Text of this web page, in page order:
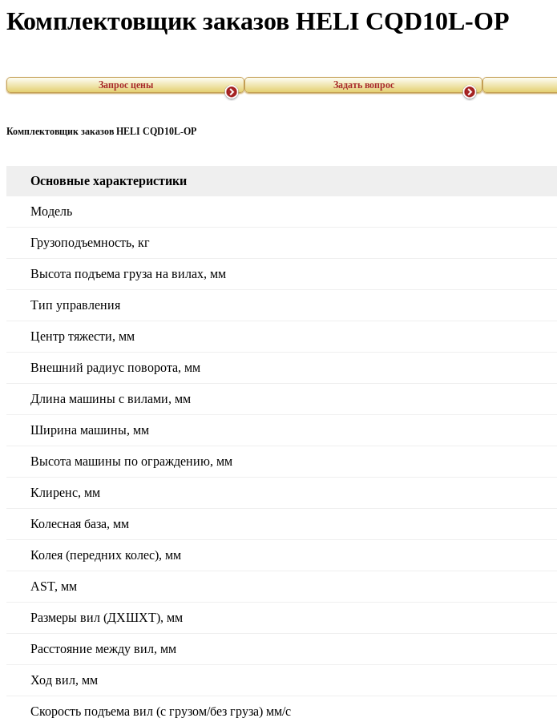
Комплектовщик заказов HELI CQD10L-OP
Запрос цены Задать вопрос
Комплектовщик заказов HELI CQD10L-OP
Основные характеристики
Модель
Грузоподъемность, кг
Высота подъема груза на вилах, мм
Тип управления
Центр тяжести, мм
Внешний радиус поворота, мм
Длина машины с вилами, мм
Ширина машины, мм
Высота машины по ограждению, мм
Клиренс, мм
Колесная база, мм
Колея (передних колес), мм
AST, мм
Размеры вил (ДXШXТ), мм
Расстояние между вил, мм
Ход вил, мм
Скорость подъема вил (с грузом/без груза) мм/с